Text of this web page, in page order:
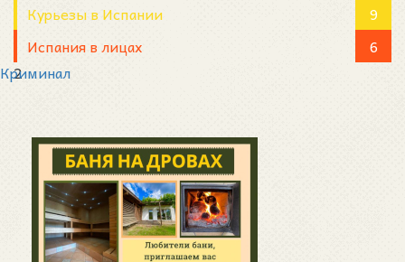
Курьезы в Испании
9
Испания в лицах
6
Криминал
2